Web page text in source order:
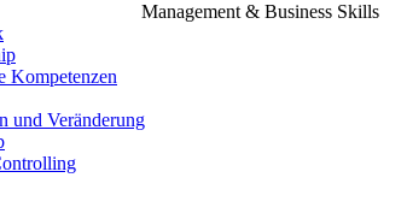
Management & Business Skills
Kompetenzen
und Veränderung